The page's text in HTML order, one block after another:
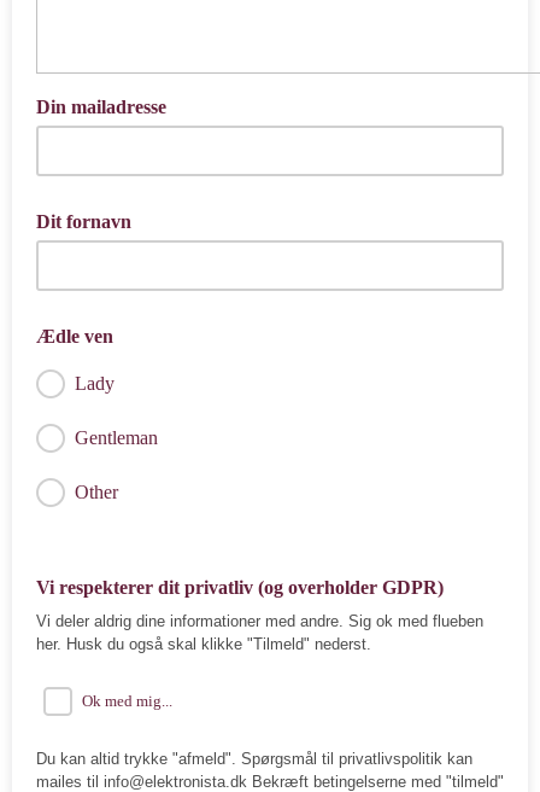
Din mailadresse
Dit fornavn
Ædle ven
Lady
Gentleman
Other
Vi respekterer dit privatliv (og overholder GDPR)
Vi deler aldrig dine informationer med andre. Sig ok med flueben
her. Husk du også skal klikke "Tilmeld" nederst.
Ok med mig...
Du kan altid trykke "afmeld". Spørgsmål til privatlivspolitik kan
mailes til info@elektronista.dk Bekræft betingelserne med "tilmeld"